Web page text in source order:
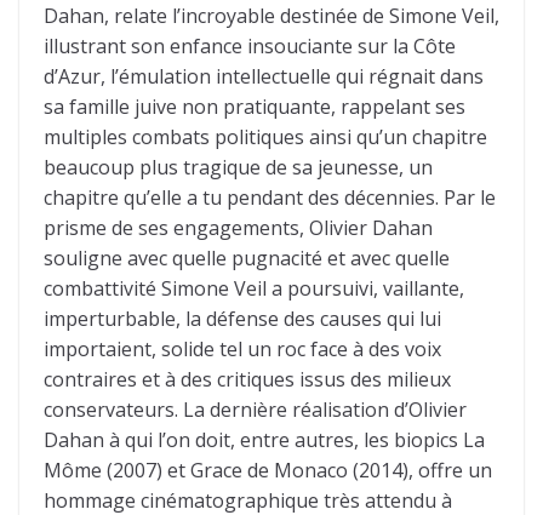
Dahan, relate l’incroyable destinée de Simone Veil,
illustrant son enfance insouciante sur la Côte
d’Azur, l’émulation intellectuelle qui régnait dans
sa famille juive non pratiquante, rappelant ses
multiples combats politiques ainsi qu’un chapitre
beaucoup plus tragique de sa jeunesse, un
chapitre qu’elle a tu pendant des décennies. Par le
prisme de ses engagements, Olivier Dahan
souligne avec quelle pugnacité et avec quelle
combattivité Simone Veil a poursuivi, vaillante,
imperturbable, la défense des causes qui lui
importaient, solide tel un roc face à des voix
contraires et à des critiques issus des milieux
conservateurs. La dernière réalisation d’Olivier
Dahan à qui l’on doit, entre autres, les biopics La
Môme (2007) et Grace de Monaco (2014), offre un
hommage cinématographique très attendu à